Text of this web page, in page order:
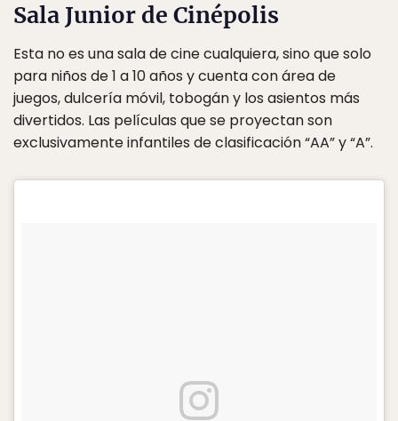
Sala Junior de Cinépolis
Esta no es una sala de cine cualquiera, sino que solo
para niños de 1 a 10 años y cuenta con área de
juegos, dulcería móvil, tobogán y los asientos más
divertidos. Las películas que se proyectan son
exclusivamente infantiles de clasificación “AA” y “A”.